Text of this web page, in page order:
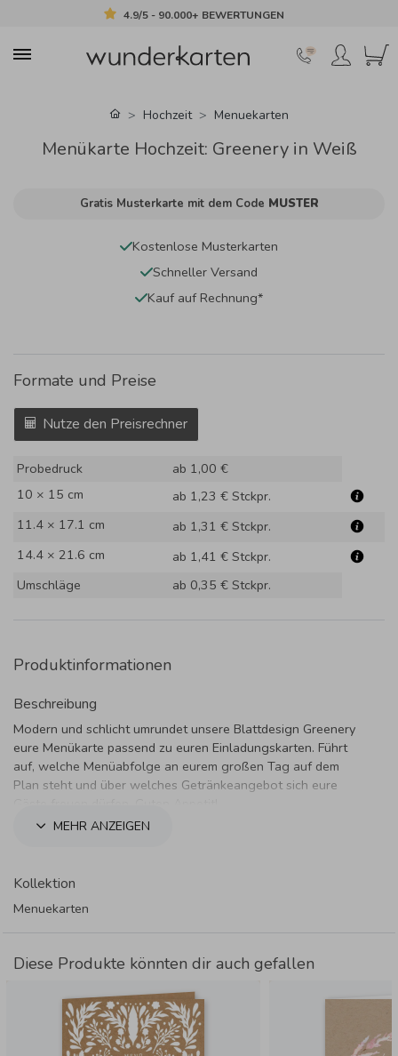
4.9/5 - 90.000+ BEWERTUNGEN
Hochzeit Menuekarten
Menükarte Hochzeit: Greenery in Weiß
Gratis Musterkarte mit dem Code MUSTER
Kostenlose Musterkarten
Schneller Versand
Kauf auf Rechnung*
Formate und Preise
Nutze den Preisrechner
Probedruck
ab 1,00 €
10 × 15 cm
ab 1,23 € Stckpr.
11.4 × 17.1 cm
ab 1,31 € Stckpr.
14.4 × 21.6 cm
ab 1,41 € Stckpr.
Umschläge
ab 0,35 € Stckpr.
Produktinformationen
Beschreibung
Modern und schlicht umrundet unsere Blattdesign Greenery
eure Menükarte passend zu euren Einladungskarten. Führt
auf, welche Menüabfolge an eurem großen Tag auf dem
Plan steht und über welches Getränkeangebot sich eure
MEHR ANZEIGEN
Kollektion
Menuekarten
Diese Produkte könnten dir auch gefallen